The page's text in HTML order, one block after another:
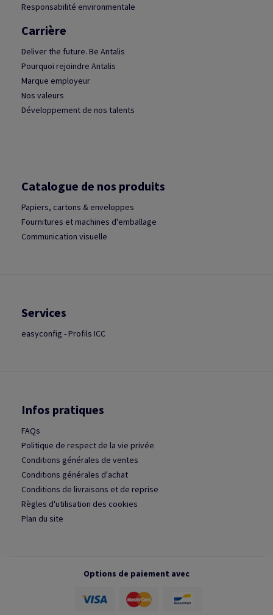
Responsabilité environmentale
Carrière
Deliver the future. Be Antalis
Pourquoi rejoindre Antalis
Marque employeur
Nos valeurs
Développement de nos talents
Catalogue de nos produits
Papiers, cartons & enveloppes
Fournitures et machines d'emballage
Communication visuelle
Services
easyconfig - Profils ICC
Infos pratiques
FAQs
Politique de respect de la vie privée
Conditions générales de ventes
Conditions générales d'achat
Conditions de livraisons et de reprise
Règles d'utilisation des cookies
Plan du site
Options de paiement avec